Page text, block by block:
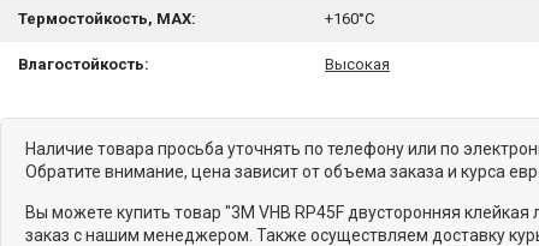
Термостойкость, MAX: +160°C
Влагостойкость: Высокая
Наличие товара просьба уточнять по телефону или по
Обратите внимание, цена зависит от объема заказа и курса
Вы можете купить товар "3M VHB RP45F двусторонняя
заказ с нашим менеджером. Также осуществляем доставку